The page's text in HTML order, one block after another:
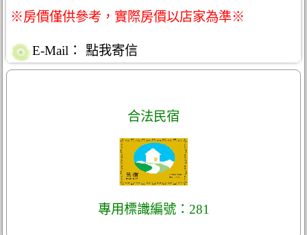
※房價僅供參考，實際房價以店家為準※
E-Mail： 點我寄信
合法民宿
專用標識編號：281